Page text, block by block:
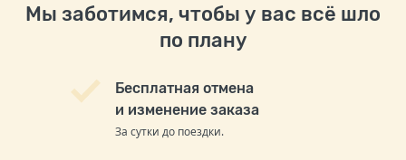
Мы заботимся, чтобы у вас всё шло
по плану
Бесплатная отмена
и изменение заказа
За сутки до поездки.